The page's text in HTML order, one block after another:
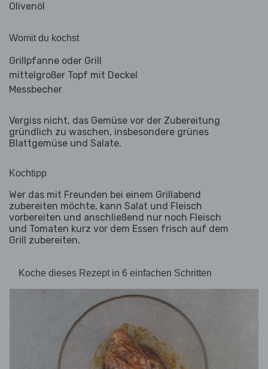
Olivenöl
Womit du kochst
Grillpfanne oder Grill
mittelgroßer Topf mit Deckel
Messbecher
Vergiss nicht, das Gemüse vor der Zubereitung
gründlich zu waschen, insbesondere grünes
Blattgemüse und Salate.
Kochtipp
Wer das mit Freunden bei einem Grillabend
zubereiten möchte, kann Salat und Fleisch
vorbereiten und anschließend nur noch Fleisch
und Tomaten kurz vor dem Essen frisch auf dem
Grill zubereiten.
Koche dieses Rezept in 6 einfachen Schritten